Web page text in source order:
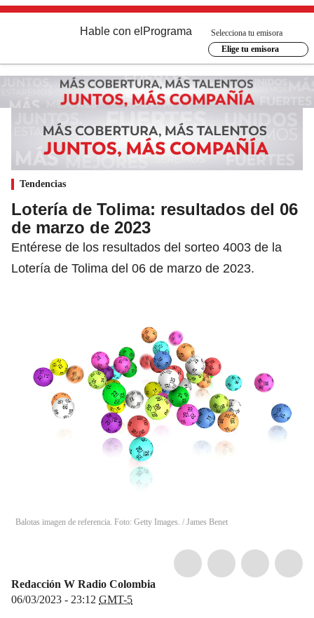
Hable con el Programa
Selecciona tu emisora
Elige tu emisora
Tendencias
Lotería de Tolima: resultados del 06
de marzo de 2023
Entérese de los resultados del sorteo 4003 de la
Lotería de Tolima del 06 de marzo de 2023.
Balotas imagen de referencia. Foto: Getty Images. / James Benet
Redacción W Radio Colombia
06/03/2023 - 23:12 GMT-5